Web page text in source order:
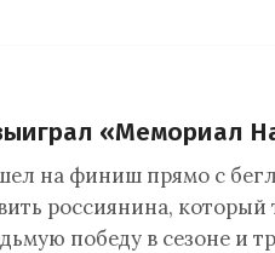
«Мемориал
на финиш прямо с
россиянина, который
победу в сезоне и